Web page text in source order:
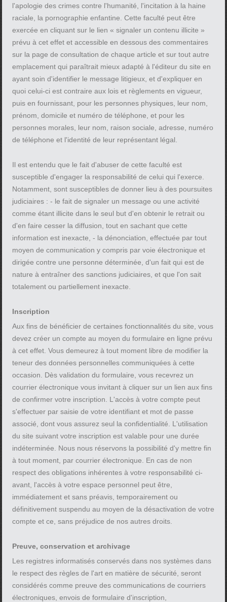
l'apologie des crimes contre l'humanité, l'incitation à la haine
raciale, la pornographie enfantine. Cette faculté peut être
exercée en cliquant sur le lien « signaler un contenu illicite »
prévu à cet effet et accessible en dessous des commentaires
sur la page de consultation de chaque article et sur tout autre
emplacement qui paraîtrait mieux adapté à l'éditeur du site en
ayant soin d'identifier le message litigieux, et d'expliquer en
quoi celui-ci est contraire aux lois et règlements en vigueur,
puis en fournissant, pour les personnes physiques, leur nom,
prénom, domicile et numéro de téléphone, et pour les
personnes morales, leur nom, raison sociale, adresse, numéro
de téléphone et l'identité de leur représentant légal.
Il est entendu que le fait d'abuser de cette faculté est
susceptible d'engager la responsabilité de celui qui l'exerce.
Notamment, sont susceptibles de donner lieu à des poursuites
judiciaires : - le fait de signaler un message ou une activité
comme étant illicite dans le seul but d'en obtenir le retrait ou
d'en faire cesser la diffusion, tout en sachant que cette
information est inexacte, - la dénonciation, effectuée par tout
moyen de communication y compris par voie électronique et
dirigée contre une personne déterminée, d'un fait qui est de
nature à entraîner des sanctions judiciaires, et que l'on sait
totalement ou partiellement inexacte.
Inscription
Aux fins de bénéficier de certaines fonctionnalités du site, vous
devez créer un compte au moyen du formulaire en ligne prévu
à cet effet. Vous demeurez à tout moment libre de modifier la
teneur des données personnelles communiquées à cette
occasion. Dès validation du formulaire, vous recevrez un
courrier électronique vous invitant à cliquer sur un lien aux fins
de confirmer votre inscription. L'accès à votre compte peut
s'effectuer par saisie de votre identifiant et mot de passe
associé, dont vous assurez seul la confidentialité. L'utilisation
du site suivant votre inscription est valable pour une durée
indéterminée. Nous nous réservons la possibilité d'y mettre fin
à tout moment, par courrier électronique. En cas de non
respect des obligations inhérentes à votre responsabilité ci-
avant, l'accès à votre espace personnel peut être,
immédiatement et sans préavis, temporairement ou
définitivement suspendu au moyen de la désactivation de votre
compte et ce, sans préjudice de nos autres droits.
Preuve, conservation et archivage
Les registres informatisés conservés dans nos systèmes dans
le respect des règles de l'art en matière de sécurité, seront
considérés comme preuve des communications de courriers
électroniques, envois de formulaire d'inscription,